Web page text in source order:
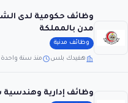
وظائف حكومية لدى
مدن بالمملكة
وظائف مدنية
هفيدك بلس منذ سنة واحدة
وظائف إدارية وهندسية